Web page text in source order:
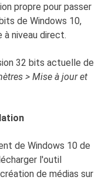
propre pour passer
de Windows 10,
à niveau direct.
32 bits actuelle de
> Mise à jour et
de Windows 10 de
l'outil
de médias sur